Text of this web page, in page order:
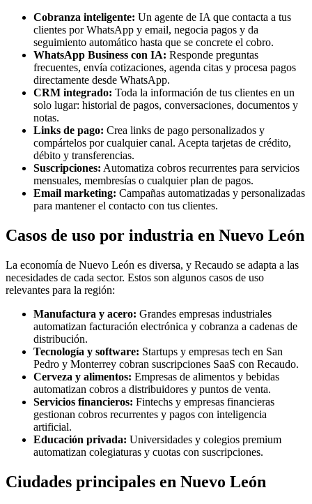
Cobranza inteligente: Un agente de IA que contacta a tus
clientes por WhatsApp y email, negocia pagos y da
seguimiento automático hasta que se concrete el cobro.
WhatsApp Business con IA: Responde preguntas
frecuentes, envía cotizaciones, agenda citas y procesa pagos
directamente desde WhatsApp.
CRM integrado: Toda la información de tus clientes en un
solo lugar: historial de pagos, conversaciones, documentos y
notas.
Links de pago: Crea links de pago personalizados y
compártelos por cualquier canal. Acepta tarjetas de crédito,
débito y transferencias.
Suscripciones: Automatiza cobros recurrentes para servicios
mensuales, membresías o cualquier plan de pagos.
Email marketing: Campañas automatizadas y personalizadas
para mantener el contacto con tus clientes.
Casos de uso por industria en Nuevo León
La economía de Nuevo León es diversa, y Recaudo se adapta a las
necesidades de cada sector. Estos son algunos casos de uso
relevantes para la región:
Manufactura y acero: Grandes empresas industriales
automatizan facturación electrónica y cobranza a cadenas de
distribución.
Tecnología y software: Startups y empresas tech en San
Pedro y Monterrey cobran suscripciones SaaS con Recaudo.
Cerveza y alimentos: Empresas de alimentos y bebidas
automatizan cobros a distribuidores y puntos de venta.
Servicios financieros: Fintechs y empresas financieras
gestionan cobros recurrentes y pagos con inteligencia
artificial.
Educación privada: Universidades y colegios premium
automatizan colegiaturas y cuotas con suscripciones.
Ciudades principales en Nuevo León